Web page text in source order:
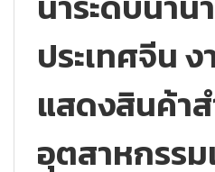
ประเทศจีน
แสดงสินค้า
อุตสาหกรร